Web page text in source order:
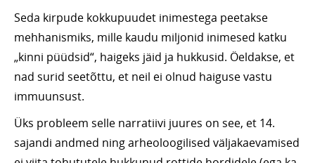
Seda kirpude kokkupuudet inimestega peetakse
mehhanismiks, mille kaudu miljonid inimesed katku
„kinni püüdsid“, haigeks jäid ja hukkusid. Öeldakse, et
nad surid seetõttu, et neil ei olnud haiguse vastu
immuunsust.
Üks probleem selle narratiivi juures on see, et 14.
sajandi andmed ning arheoloogilised väljakaevamised